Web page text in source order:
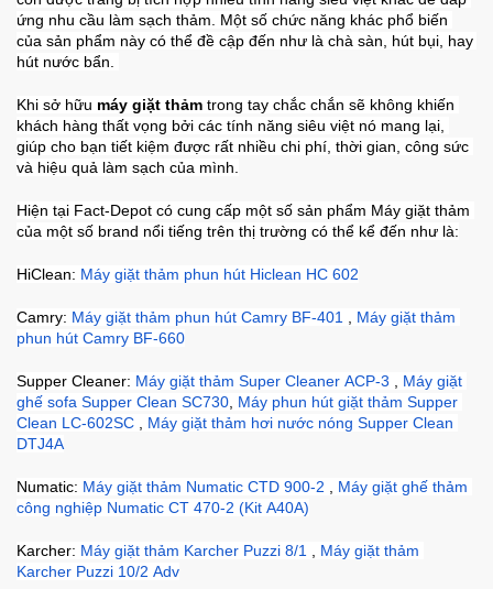
ứng nhu cầu làm sạch thảm. Một số chức năng khác phổ biến
của sản phẩm này có thể đề cập đến như là chà sàn, hút bụi, hay
hút nước bẩn.
Khi sở hữu máy giặt thảm trong tay chắc chắn sẽ không khiến
khách hàng thất vọng bởi các tính năng siêu việt nó mang lại,
giúp cho bạn tiết kiệm được rất nhiều chi phí, thời gian, công sức
và hiệu quả làm sạch của mình.
Hiện tại Fact-Depot có cung cấp một số sản phẩm Máy giặt thảm
của một số brand nổi tiếng trên thị trường có thể kể đến như là:
HiClean: Máy giặt thảm phun hút Hiclean HC 602
Camry: Máy giặt thảm phun hút Camry BF-401
Máy giặt thảm
phun hút Camry BF-660
Supper Cleaner: Máy giặt thảm Super Cleaner ACP-3
Máy giặt
ghế sofa Supper Clean SC730 Máy phun hút giặt thảm Supper
Clean LC-602SC
Máy giặt thảm hơi nước nóng Supper Clean
DTJ4A
Numatic: Máy giặt thảm Numatic CTD 900-2
Máy giặt ghế thảm
công nghiệp Numatic CT 470-2 (Kit A40A)
Karcher: Máy giặt thảm Karcher Puzzi 8/1
Máy giặt thảm
Karcher Puzzi 10/2 Adv